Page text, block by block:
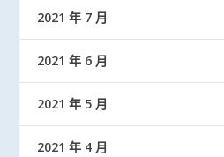
2021 年 7 月
2021 年 6 月
2021 年 5 月
2021 年 4 月